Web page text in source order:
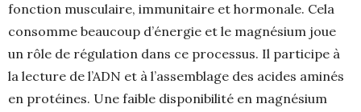
fonction musculaire, immunitaire et hormonale. Cela
consomme beaucoup d’énergie et le magnésium joue
un rôle de régulation dans ce processus. Il participe à
la lecture de l’ADN et à l’assemblage des acides aminés
en protéines. Une faible disponibilité en magnésium